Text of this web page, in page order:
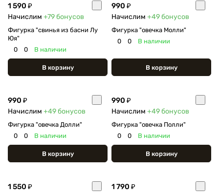
1 590 ₽
Начислим +79бонусов
Фигурка "свинья из басни Лу
Юя"
0
0 В наличии
В корзину
990 ₽
Начислим +49бонусов
Фигурка "овечка Молли"
0
0 В наличии
В корзину
990 ₽
Начислим +49бонусов
Фигурка "овечка Долли"
0
0 В наличии
В корзину
990 ₽
Начислим +49бонусов
Фигурка "овечка Полли"
0
0 В наличии
В корзину
1 550 ₽ 1 790 ₽